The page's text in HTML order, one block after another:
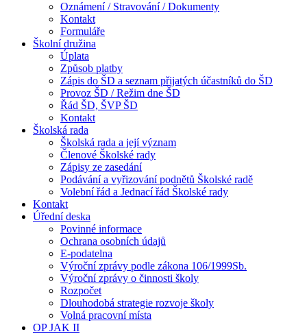
Oznámení / Stravování / Dokumenty
Kontakt
Formuláře
Školní družina
Úplata
Způsob platby
Zápis do ŠD a seznam přijatých účastníků do ŠD
Provoz ŠD / Režim dne ŠD
Řád ŠD, ŠVP ŠD
Kontakt
Školská rada
Školská rada a její význam
Členové Školské rady
Zápisy ze zasedání
Podávání a vyřizování podnětů Školské radě
Volební řád a Jednací řád Školské rady
Kontakt
Úřední deska
Povinné informace
Ochrana osobních údajů
E-podatelna
Výroční zprávy podle zákona 106/1999Sb.
Výroční zprávy o činnosti školy
Rozpočet
Dlouhodobá strategie rozvoje školy
Volná pracovní místa
OP JAK II